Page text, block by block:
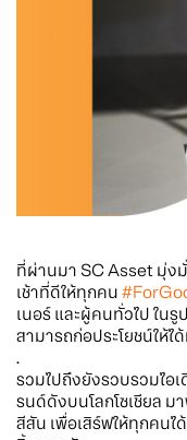
ที่ผ่านมา SC Asset มุ่ง
เช้าที่ดีให้ทุกคน
เนอร์ และผู้คนทั่วไป ใน
สามารถก่อประโยชน์ให้ไ
.
รวมไปถึงยังรวบรวมไอ
รนด์ดังบนโลกโซเชียล
สีสัน เพื่อเสิร์ฟให้ทุกคนไ